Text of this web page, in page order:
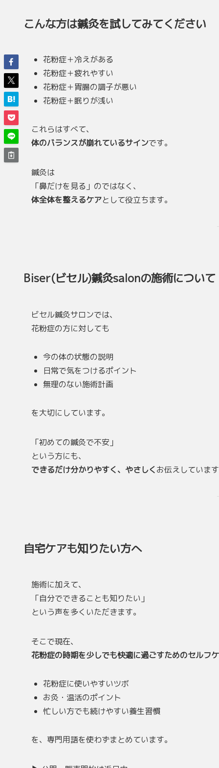
こんな方は鍼灸を試してみてください
花粉症＋冷えがある
花粉症＋疲れやすい
花粉症＋胃腸の調子が悪い
花粉症＋眠りが浅い
これらはすべて、
体のバランスが崩れているサインです。
鍼灸は
「鼻だけを見る」のではなく、
体全体を整えるケアとして役立ちます。
Biser(ビセル)鍼灸salonの施術について
ビセル鍼灸サロンでは、
花粉症の方に対しても
今の体の状態の説明
日常で気をつけるポイント
無理のない施術計画
を大切にしています。
「初めての鍼灸で不安」
という方にも、
できるだけ分かりやすく、やさしくお伝えしていま
自宅ケアも知りたい方へ
施術に加えて、
「自分でできることも知りたい」
という声を多くいただきます。
そこで現在、
花粉症の時期を少しでも快適に過ごすためのセルフ
花粉症に使いやすいツボ
お灸・温活のポイント
忙しい方でも続けやすい養生習慣
を、専門用語を使わずまとめています。